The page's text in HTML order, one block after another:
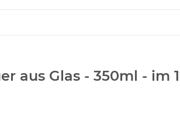
aus Glas - 350ml - im